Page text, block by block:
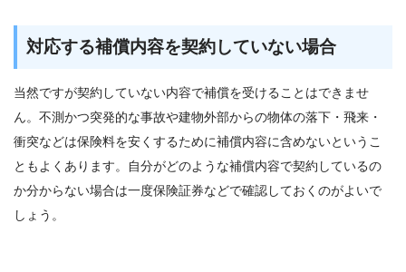
対応する補償内容を契約していない場合
当然ですが契約していない内容で補償を受けることはできませ
ん。不測かつ突発的な事故や建物外部からの物体の落下・飛来・
衝突などは保険料を安くするために補償内容に含めないというこ
ともよくあります。自分がどのような補償内容で契約しているの
か分からない場合は一度保険証券などで確認しておくのがよいで
しょう。